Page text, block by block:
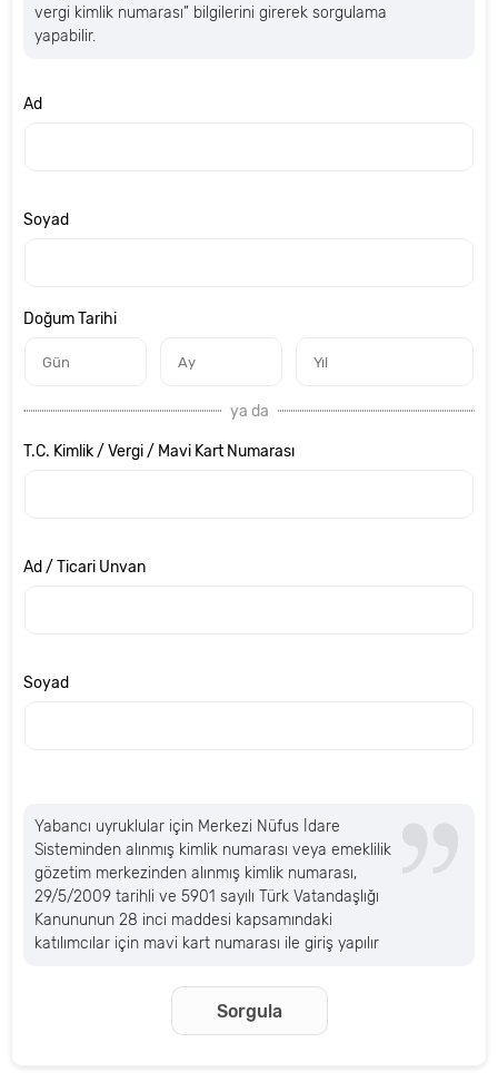
vergi kimlik numarası” bilgilerini girerek sorgulama
yapabilir.
Ad
Soyad
Doğum Tarihi
ya da
T.C. Kimlik / Vergi / Mavi Kart Numarası
Ad / Ticari Unvan
Soyad
Yabancı uyruklular için Merkezi Nüfus İdare
Sisteminden alınmış kimlik numarası veya emeklilik
gözetim merkezinden alınmış kimlik numarası,
29/5/2009 tarihli ve 5901 sayılı Türk Vatandaşlığı
Kanununun 28 inci maddesi kapsamındaki
katılımcılar için mavi kart numarası ile giriş yapılır
Sorgula